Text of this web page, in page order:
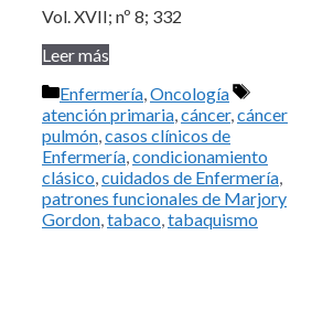
Vol. XVII; nº 8; 332
Leer más
Categorías
Enfermería Oncología
Etiquetas
atención primaria cáncer, cáncer
pulmón casos clínicos de
Enfermería condicionamiento
clásico cuidados de Enfermería
patrones funcionales de Marjory
Gordon tabaco tabaquismo